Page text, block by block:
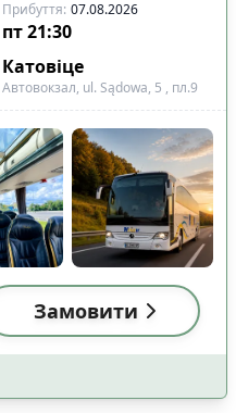
Застосувати
Прибуття: 07.08.2026
пт 21:30
Катовіце
Автовокзал, ul. Sądowa, 5 , пл.9
Замовити